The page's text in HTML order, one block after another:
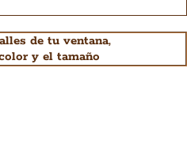
de tu ventana,
y el tamaño